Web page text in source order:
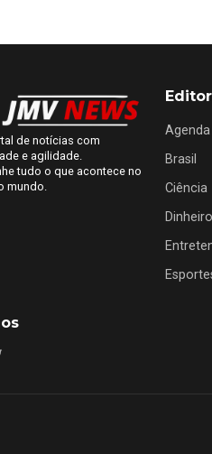
de notícias com
e agilidade.
tudo o que acontece no
mundo.
Agenda
Brasil
Ciência